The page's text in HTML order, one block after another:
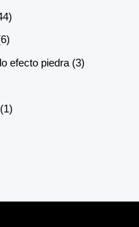
efecto piedra (3)
(1)